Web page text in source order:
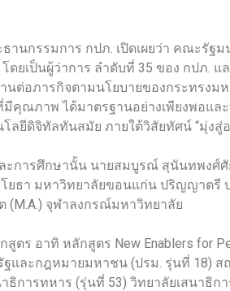
ธานกรรมการ กปภ. เปิดเผยว่า คณะรั
ดยเป็นผู้ว่าการ ลำดับที่ 35 ของ กปภ.
นต่อภารกิจตามนโยบายของกระทรง
มีคุณภาพ ได้มาตรฐานอย่างเพียงพอแ
ลยีดิจิทัลทันสมัย ภายใต้วิสัยทัศน์ “มุ่งสู่
ะการศึกษานั้น นายสมบูรณ์ สุนันทพงศ์
ธา มหาวิทยาลัยขอนแก่น ปริญญาตรี
จุฬาลงกรณ์มหาวิทยาลัย
ตร อาทิ หลักสูตร New Enablers for
และกฎหมายมหาชน (ปรม. รุ่นที่ 18) ส
ธิการทหาร (รุ่นที่ 53) วิทยาลัยเสนา